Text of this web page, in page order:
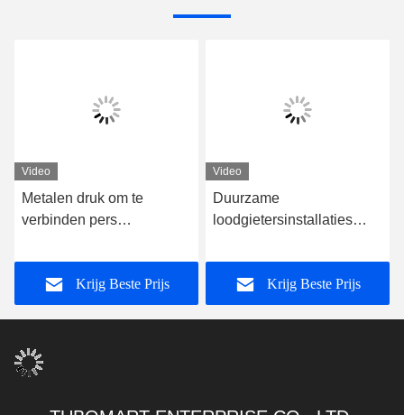
Video
Metalen druk om te
verbinden pers
loodvrij voor PEX AL
PEX-pijpKrijg Beste Prijs
Video
Duurzame
loodgietersinstallaties
Fittings Nickel Plated
Brass Press Fittings
Krijg Beste Prijs